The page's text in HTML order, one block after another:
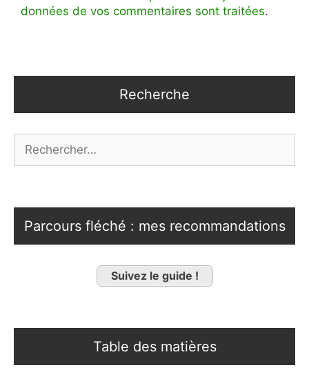
données de vos commentaires sont traitées.
Recherche
Parcours fléché : mes recommandations
Suivez le guide !
Table des matières